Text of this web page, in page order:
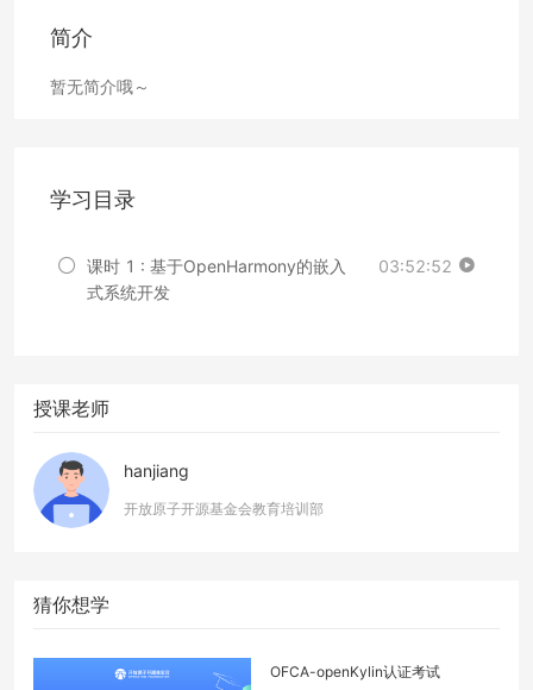
简介
暂无简介哦～
学习目录
课时 1 : 基于OpenHarmony的嵌入
式系统开发
03:52:52
授课老师
hanjiang
开放原子开源基金会教育培训部
猜你想学
OFCA-openKylin认证考试